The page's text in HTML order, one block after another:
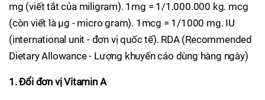
mg (viết tắt của miligram). 1mg = 1/1.000.000 kg. mcg
(còn viết là µg - micro gram). 1mcg = 1/1000 mg. IU
(international unit - đơn vị quốc tế). RDA (Recommended
Dietary Allowance - Lượng khuyến cáo dùng hàng ngày)
1. Đổi đơn vị Vitamin A